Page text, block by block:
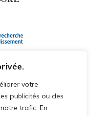
votre
publicités ou des
trafic. En